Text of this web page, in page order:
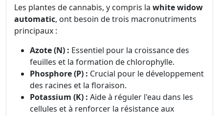
Les plantes de cannabis, y compris la white widow
automatic, ont besoin de trois macronutriments
principaux :
Azote (N) : Essentiel pour la croissance des
feuilles et la formation de chlorophylle.
Phosphore (P) : Crucial pour le développement
des racines et la floraison.
Potassium (K) : Aide à réguler l'eau dans les
cellules et à renforcer la résistance aux